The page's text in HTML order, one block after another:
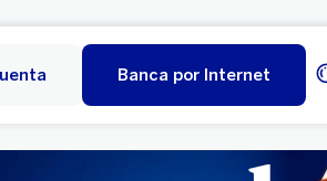
Banca por Internet